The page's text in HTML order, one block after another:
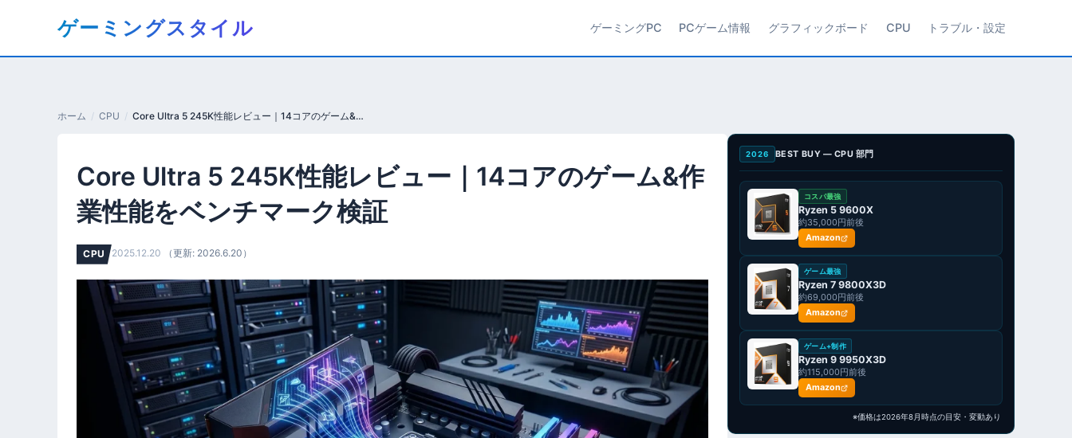
テ
ゲーミングスタイル ゲーミングPC PCゲーム情報 グラフィックボード CPU トラブル・設定
ホーム CPU Core Ultra 5 245K性能レビュー｜14コアのゲーム&作業性能をベンチマーク検証
Core Ultra 5 245K性能レビュー｜14コアのゲーム&作
業性能をベンチマーク検証
CPU 2025.12.20 （更新: 2026.6.20）
2026 BEST BUY — CPU 部門
コスパ最強
Ryzen 5 9600X
約35,000円前後
Amazon
ゲーム最強
Ryzen 7 9800X3D
約69,000円前後
Amazon
ゲーム+制作
Ryzen 9 9950X3D
約115,000円前後
Amazon
※価格は2026年8月時点の目安・変動あり